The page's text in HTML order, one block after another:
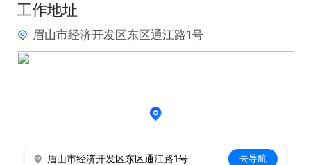
理。
工作时间 ：8:30-17:30
休息方式：轮休制
工作地址
眉山市经济开发区东区通江路1号
眉山市经济开发区东区通江路1号 去导航